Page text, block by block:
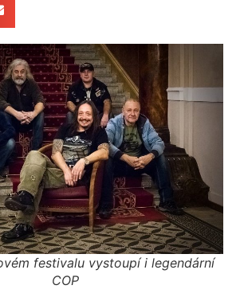
festivalu vystoupí i legendární
COP